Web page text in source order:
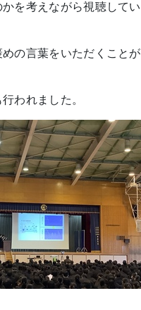
を考えながら視聴してい
の言葉をいただくことが
われました。